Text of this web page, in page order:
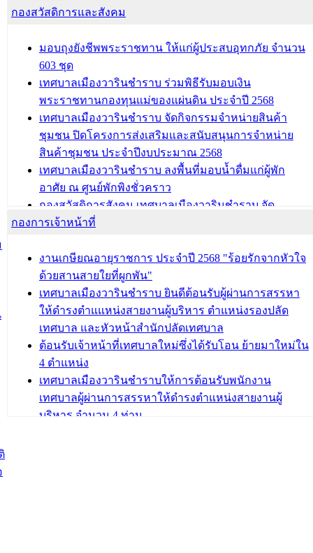
นานาชาติและนิทรรศการด้านนวัตกรรมท้องถิ่น 2568
ทะเบียนภาษีป้าย
ประชุมผู้เช่าอาคารพาณิชย์ บริเวณถนนเกษมสุขและ
ถนนประทุมเทพภักดี
บทความ อื่นๆ ...
กองสวัสดิการและสังคม
มอบถุงยังชีพพระราชทาน ให้แก่ผู้ประสบอุทกภัย จำนวน
603 ชุด
เทศบาลเมืองวารินชำราบ ร่วมพิธีรับมอบเงิน
พระราชทานกองทุนแม่ของแผ่นดิน ประจำปี 2568
เทศบาลเมืองวารินชำราบ จัดกิจกรรมจำหน่ายสินค้า
ชุมชน ปิดโครงการส่งเสริมและสนับสนุนการจำหน่าย
สินค้าชุมชน ประจำปีงบประมาณ 2568
เทศบาลเมืองวารินชำราบ ลงพื้นที่มอบน้ำดื่มแก่ผู้พัก
อาศัย ณ ศูนย์พักพิงชั่วคราว
กองสวัสดิการสังคม เทศบาลเมืองวารินชำราบ จัด
โครงการอบรมอาชีพระยะสั้น ประจำปี 2568 (หลักสูตร
บทความ อื่นๆ ...
กองการเจ้าหน้าที่
งานเกษียณอายุราชการ ประจำปี 2568 "ร้อยรักจากหัวใจ
ด้วยสานสายใยที่ผูกพัน"
เทศบาลเมืองวารินชำราบ ยินดีต้อนรับผู้ผ่านการสรรหา
ให้ดำรงตำแแหน่งสายงานผู้บริหาร ตำแหน่งรองปลัด
เทศบาล และหัวหน้าสำนักปลัดเทศบาล
ต้อนรับเจ้าหน้าที่เทศบาลใหม่ซึ่งได้รับโอน ย้ายมาใหม่ใน
4 ตำแหน่ง
เทศบาลเมืองวารินชำราบให้การต้อนรับพนักงาน
เทศบาลผู้ผ่านการสรรหาให้ดำรงตำแหน่งสายงานผู้
บริหาร จำนวน 4 ท่าน